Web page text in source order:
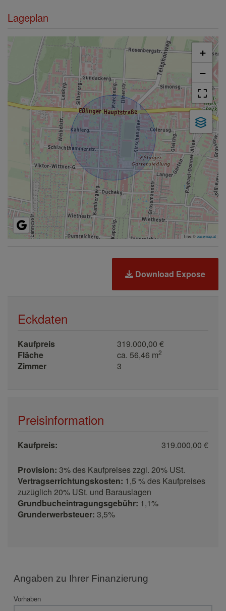
Lageplan
+
−
Tiles ©basemap.at
Download Expose
Eckdaten
Kaufpreis
319.000,00 €
Fläche
ca. 56,46 m2
Zimmer 3
Preisinformation
Kaufpreis: 319.000,00 €
Provision: 3% des Kaufpreises zzgl. 20% USt.
Vertragserrichtungskosten: 1,5 % des Kaufpreises
zuzüglich 20% USt. und Barauslagen
Grundbucheintragungsgebühr: 1,1%
Grunderwerbsteuer: 3,5%